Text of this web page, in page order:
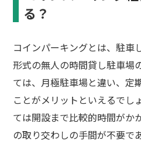
る？
コインパーキングとは、駐車
形式の無人の時間貸し駐車場
ては、月極駐車場と違い、定
ことがメリットといえるでし
ては開設まで比較的時間がか
の取り交わしの手間が不要で